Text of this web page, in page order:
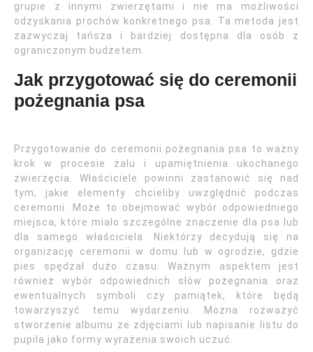
grupie z innymi zwierzętami i nie ma możliwości
odzyskania prochów konkretnego psa. Ta metoda jest
zazwyczaj tańsza i bardziej dostępna dla osób z
ograniczonym budżetem.
Jak przygotować się do ceremonii
pożegnania psa
Przygotowanie do ceremonii pożegnania psa to ważny
krok w procesie żalu i upamiętnienia ukochanego
zwierzęcia. Właściciele powinni zastanowić się nad
tym, jakie elementy chcieliby uwzględnić podczas
ceremonii. Może to obejmować wybór odpowiedniego
miejsca, które miało szczególne znaczenie dla psa lub
dla samego właściciela. Niektórzy decydują się na
organizację ceremonii w domu lub w ogrodzie, gdzie
pies spędzał dużo czasu. Ważnym aspektem jest
również wybór odpowiednich słów pożegnania oraz
ewentualnych symboli czy pamiątek, które będą
towarzyszyć temu wydarzeniu. Można rozważyć
stworzenie albumu ze zdjęciami lub napisanie listu do
pupila jako formy wyrażenia swoich uczuć.